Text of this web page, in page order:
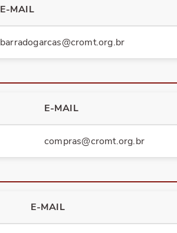
E-MAIL
barradogarcas@cromt.org.br
E-MAIL
compras@cromt.org.br
E-MAIL